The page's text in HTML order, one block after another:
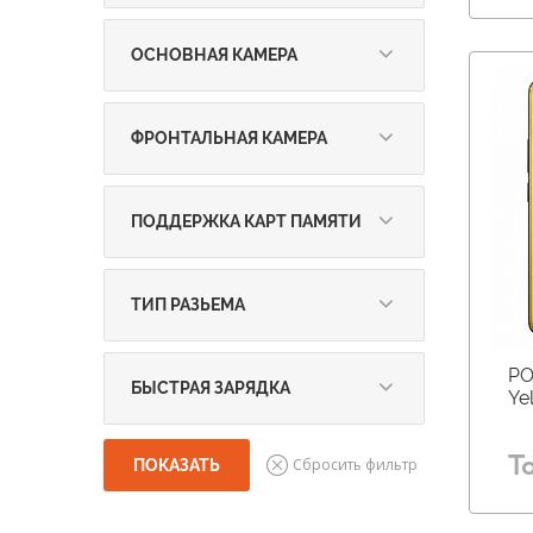
5 000 - 7 500 (7)
ОСНОВНАЯ КАМЕРА
от 50 до 100 Мпикс (7)
ФРОНТАЛЬНАЯ КАМЕРА
более 20 Мпикс (7)
ПОДДЕРЖКА КАРТ ПАМЯТИ
нет (7)
ТИП РАЗЬЕМА
USB Type-C (7)
БЫСТРАЯ ЗАРЯДКА
больше 45 Вт (7)